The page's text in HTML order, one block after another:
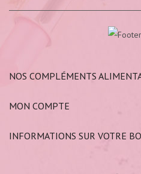
NOS COMPLÉMENTS
MON COMPTE
INFORMATIONS SUR VOTRE